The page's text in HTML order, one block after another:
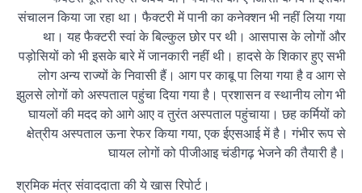
संचालन किया जा रहा था। फैक्‍टरी में पानी का कनेक्‍शन भी नहीं लिया गया
था। यह फैक्‍टरी स्वां के बिल्कुल छोर पर थी। आसपास के लोगों और
पड़ोसियों को भी इसके बारे में जानकारी नहीं थी। हादसे के शिकार हुए सभी
लोग अन्‍य राज्‍यों के निवासी हैं। आग पर काबू पा लिया गया है व आग से
झुलसे लोगों को अस्‍पताल पहुंचा दिया गया है। प्रशासन व स्‍थानीय लोग भी
घायलों की मदद को आगे आए व तुरंत अस्‍पताल पहुंचाया। छह कर्मियों को
क्षेत्रीय अस्‍पताल ऊना रेफर किया गया, एक ईएसआई में है। गंभीर रूप से
घायल लोगों को पीजीआइ चंडीगढ़ भेजने की तैयारी है।
श्रमिक मंत्र संवाददाता की ये खास रिपोर्ट।